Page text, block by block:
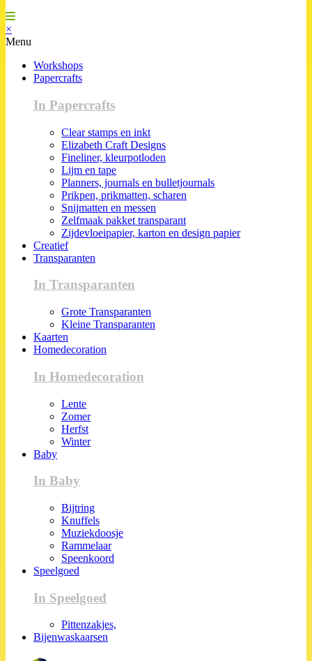
×
Menu
Workshops
Papercrafts
In Papercrafts
Clear stamps en inkt
Elizabeth Craft Designs
Fineliner, kleurpotloden
Lijm en tape
Planners, journals en bulletjournals
Prikpen, prikmatten, scharen
Snijmatten en messen
Zelfmaak pakket transparant
Zijdevloeipapier, karton en design papier
Creatief
Transparanten
In Transparanten
Grote Transparanten
Kleine Transparanten
Kaarten
Homedecoration
In Homedecoration
Lente
Zomer
Herfst
Winter
Baby
In Baby
Bijtring
Knuffels
Muziekdoosje
Rammelaar
Speenkoord
Speelgoed
In Speelgoed
Pittenzakjes,
Bijenwaskaarsen